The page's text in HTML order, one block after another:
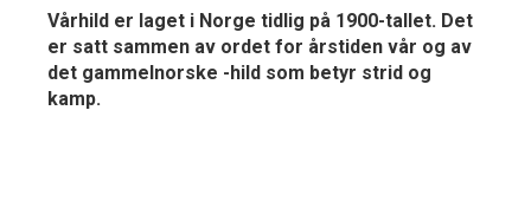
Vårhild er laget i Norge tidlig på 1900-tallet. Det
er satt sammen av ordet for årstiden vår og av
det gammelnorske -hild som betyr strid og
kamp.